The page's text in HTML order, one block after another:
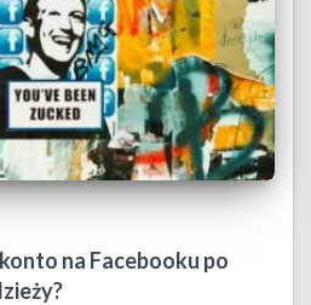
na Facebooku po